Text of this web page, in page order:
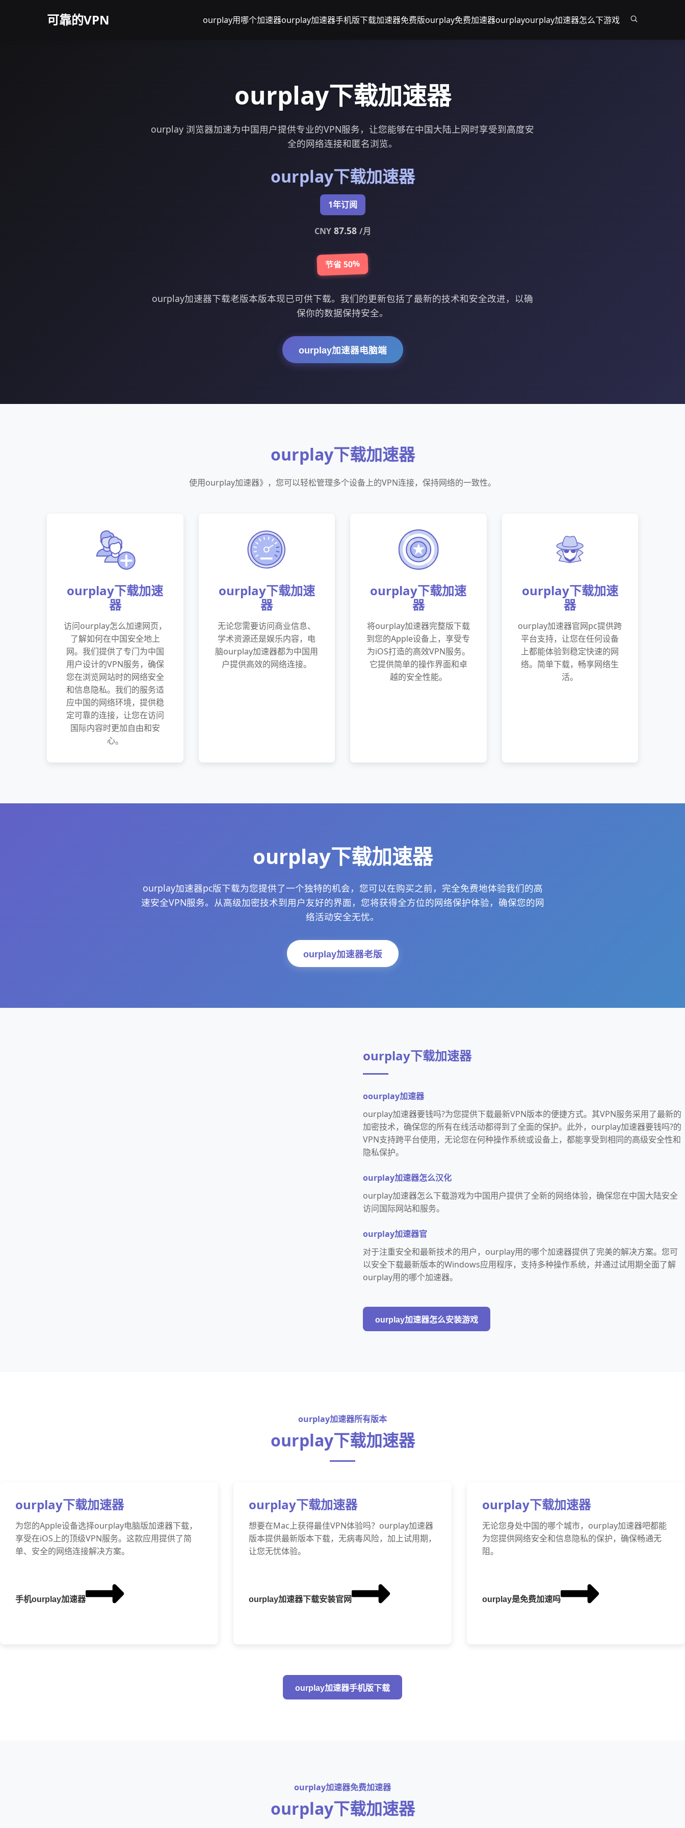
可靠的VPN ourplay用哪个加速器ourplay加速器手机版下载加速器免费版ourplay免费加速器ourplayourplay加速器怎么下游戏
ourplay下载加速器
ourplay 浏览器加速为中国用户提供专业的VPN服务，让您能够在中国大陆上网时享受到高度安
全的网络连接和匿名浏览。
ourplay下载加速器
1年订阅
CNY87.58 /月
节省 50%
ourplay加速器下载老版本版本现已可供下载。我们的更新包括了最新的技术和安全改进，以确
保你的数据保持安全。
ourplay加速器电脑端
ourplay下载加速器
使用ourplay加速器》，您可以轻松管理多个设备上的VPN连接，保持网络的一致性。
ourplay下载加速
器
访问ourplay怎么加速网页，
了解如何在中国安全地上
网。我们提供了专门为中国
用户设计的VPN服务，确保
您在浏览网站时的网络安全
和信息隐私。我们的服务适
应中国的网络环境，提供稳
定可靠的连接，让您在访问
国际内容时更加自由和安
心。
ourplay下载加速
器
无论您需要访问商业信息、
学术资源还是娱乐内容，电
脑ourplay加速器都为中国用
户提供高效的网络连接。
ourplay下载加速
器
将ourplay加速器完整版下载
到您的Apple设备上，享受专
为iOS打造的高效VPN服务。
它提供简单的操作界面和卓
越的安全性能。
ourplay下载加速
器
ourplay加速器官网pc提供跨
平台支持，让您在任何设备
上都能体验到稳定快速的网
络。简单下载，畅享网络生
活。
ourplay下载加速器
ourplay加速器pc版下载为您提供了一个独特的机会，您可以在购买之前，完全免费地体验我们的高
速安全VPN服务。从高级加密技术到用户友好的界面，您将获得全方位的网络保护体验，确保您的网
络活动安全无忧。
ourplay加速器老版
ourplay下载加速器
oourplay加速器
ourplay加速器要钱吗?为您提供下载最新VPN版本的便捷方式。其VPN服务采用了最新的
加密技术，确保您的所有在线活动都得到了全面的保护。此外，ourplay加速器要钱吗?的
VPN支持跨平台使用，无论您在何种操作系统或设备上，都能享受到相同的高级安全性和
隐私保护。
ourplay加速器怎么汉化
ourplay加速器怎么下载游戏为中国用户提供了全新的网络体验，确保您在中国大陆安全
访问国际网站和服务。
ourplay加速器官
对于注重安全和最新技术的用户，ourplay用的哪个加速器提供了完美的解决方案。您可
以安全下载最新版本的Windows应用程序，支持多种操作系统，并通过试用期全面了解
ourplay用的哪个加速器。
ourplay加速器怎么安装游戏
ourplay加速器所有版本
ourplay下载加速器
ourplay下载加速器
为您的Apple设备选择ourplay电脑版加速器下载，
享受在iOS上的顶级VPN服务。这款应用提供了简
单、安全的网络连接解决方案。
手机ourplay加速器
ourplay下载加速器
想要在Mac上获得最佳VPN体验吗？ourplay加速器
版本提供最新版本下载，无病毒风险，加上试用期，
让您无忧体验。
ourplay加速器下载安装官网
ourplay下载加速器
无论您身处中国的哪个城市，ourplay加速器吧都能
为您提供网络安全和信息隐私的保护，确保畅通无
阻。
ourplay是免费加速吗
ourplay加速器手机版下载
ourplay加速器免费加速器
ourplay下载加速器